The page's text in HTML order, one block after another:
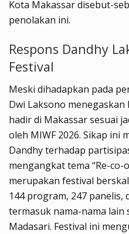
Kota Makassar disebut-
penolakan ini.
Respons Dandhy
Festival
Meski dihadapkan pada
Dwi Laksono
hadir di Makassar sesuai
oleh MIWF 2026. Sikap ini
Dandhy terhadap
mengangkat tema “Re-co-
merupakan festival
144 program, 247
termasuk nama-nama lain
Madasari. Festival ini